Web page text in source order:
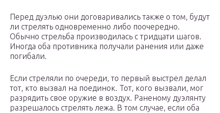
Перед дуэлью они договаривались также о том, будут
ли стрелять одновременно либо поочередно.
Обычно стрельба производилась с тридцати шагов.
Иногда оба противника получали ранения или даже
погибали.
Если стреляли по очереди, то первый выстрел делал
тот, кто вызвал на поединок. Тот, кого вызвали, мог
разрядить свое оружие в воздух. Раненому дуэлянту
разрешалось стрелять лежа. В том случае, если оба